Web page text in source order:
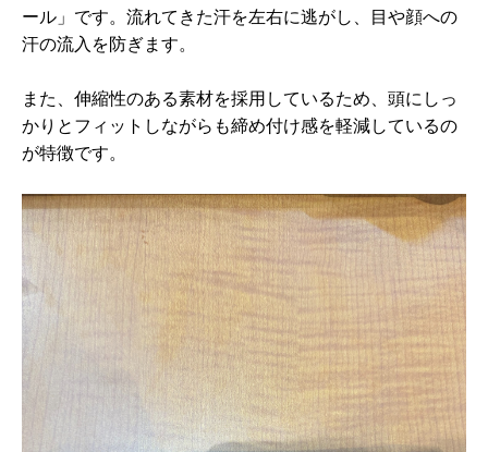
ール」です。流れてきた汗を左右に逃がし、目や顔への
汗の流入を防ぎます。
また、伸縮性のある素材を採用しているため、頭にしっ
かりとフィットしながらも締め付け感を軽減しているの
が特徴です。